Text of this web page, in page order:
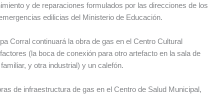
y de reparaciones formulados por las direcciones de los
edilicias del Ministerio de Educación.
Corral continuará la obra de gas en el Centro Cultural
(la boca de conexión para otro artefacto en la sala de
y otra industrial) y un calefón.
de infraestructura de gas en el Centro de Salud Municipal,